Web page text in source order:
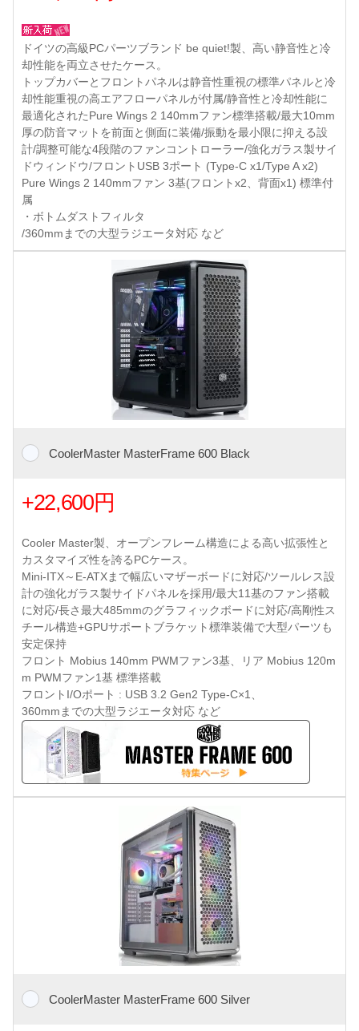
ドイツの高級PCパーツブランド be quiet!製、高い静音性と冷
却性能を両立させたケース。
トップカバーとフロントパネルは静音性重視の標準パネルと冷
却性能重視の高エアフローパネルが付属/静音性と冷却性能に
最適化されたPure Wings 2 140mmファン標準搭載/最大10mm
厚の防音マットを前面と側面に装備/振動を最小限に抑える設
計/調整可能な4段階のファンコントローラー/強化ガラス製サイ
ドウィンドウ/フロントUSB 3ポート (Type-C x1/Type A x2)
Pure Wings 2 140mmファン 3基(フロントx2、背面x1) 標準付
属
・ボトムダストフィルタ
/360mmまでの大型ラジエータ対応 など
CoolerMaster MasterFrame 600 Black
+22,600円
Cooler Master製、オープンフレーム構造による高い拡張性と
カスタマイズ性を誇るPCケース。
Mini-ITX～E-ATXまで幅広いマザーボードに対応/ツールレス設
計の強化ガラス製サイドパネルを採用/最大11基のファン搭載
に対応/長さ最大485mmのグラフィックボードに対応/高剛性ス
チール構造+GPUサポートブラケット標準装備で大型パーツも
安定保持
フロント Mobius 140mm PWMファン3基、リア Mobius 120m
m PWMファン1基 標準搭載
フロントI/Oポート : USB 3.2 Gen2 Type-C×1、
360mmまでの大型ラジエータ対応 など
CoolerMaster MasterFrame 600 Silver